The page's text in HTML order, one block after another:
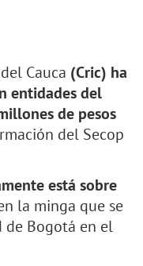
Cauca (Cric) ha
entidades del
de pesos
del Secop
está sobre
la minga que se
de Bogotá en el